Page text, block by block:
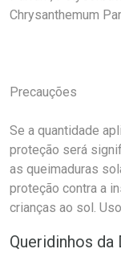
Chrysanthemum
Precauções
Se a quantidade
proteção será
as queimaduras
proteção contra a
crianças ao sol.
Queridinhos da